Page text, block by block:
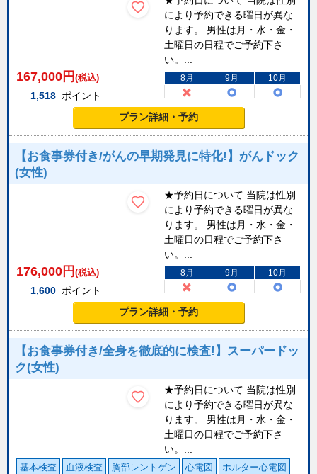
により予約できる曜日が異な
ります。 男性は月・水・金・
土曜日の日程でご予約下さ
い。...
167,000 円 (税込)
1,518 ポイント
8月 9月 10月
プラン詳細・予約
【お食事券付き/がんの早期発見に特化!】がんドック
(女性)
★予約日について 当院は性別
により予約できる曜日が異な
ります。 男性は月・水・金・
土曜日の日程でご予約下さ
い。...
176,000 円 (税込)
1,600 ポイント
8月 9月 10月
プラン詳細・予約
【お食事券付き/全身を徹底的に検査!】スーパードッ
ク(女性)
★予約日について 当院は性別
により予約できる曜日が異な
ります。 男性は月・水・金・
土曜日の日程でご予約下さ
い。...
基本検査 血液検査 胸部レントゲン 心電図 ホルター心電図